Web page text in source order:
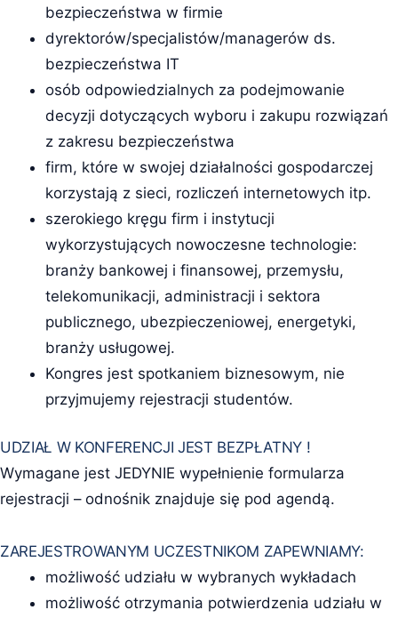
bezpieczeństwa w firmie
dyrektorów/specjalistów/managerów ds.
bezpieczeństwa IT
osób odpowiedzialnych za podejmowanie
decyzji dotyczących wyboru i zakupu rozwiązań
z zakresu bezpieczeństwa
firm, które w swojej działalności gospodarczej
korzystają z sieci, rozliczeń internetowych itp.
szerokiego kręgu firm i instytucji
wykorzystujących nowoczesne technologie:
branży bankowej i finansowej, przemysłu,
telekomunikacji, administracji i sektora
publicznego, ubezpieczeniowej, energetyki,
branży usługowej.
Kongres jest spotkaniem biznesowym, nie
przyjmujemy rejestracji studentów.
UDZIAŁ W KONFERENCJI JEST BEZPŁATNY !
Wymagane jest JEDYNIE wypełnienie formularza
rejestracji – odnośnik znajduje się pod agendą.
ZAREJESTROWANYM UCZESTNIKOM ZAPEWNIAMY:
możliwość udziału w wybranych wykładach
możliwość otrzymania potwierdzenia udziału w